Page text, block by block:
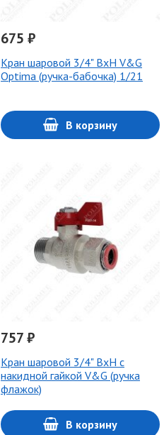
675 ₽
Кран шаровой 3/4" ВxН V&G
Optima (ручка-бабочка) 1/21
В корзину
757 ₽
Кран шаровой 3/4" ВхН с
накидной гайкой V&G (ручка
флажок)
В корзину